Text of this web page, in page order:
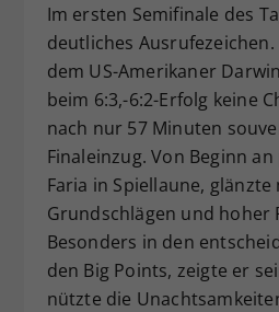
Im ersten Semifinale des
deutliches
dem US-Amerikaner
beim 6:3,-6:2-Erfolg keine
nach nur 57 Minuten
Finaleinzug. Von Beginn
Faria in Spiellaune,
Grundschlägen und hoher
Besonders in den
den Big Points, zeigte er
nützte die